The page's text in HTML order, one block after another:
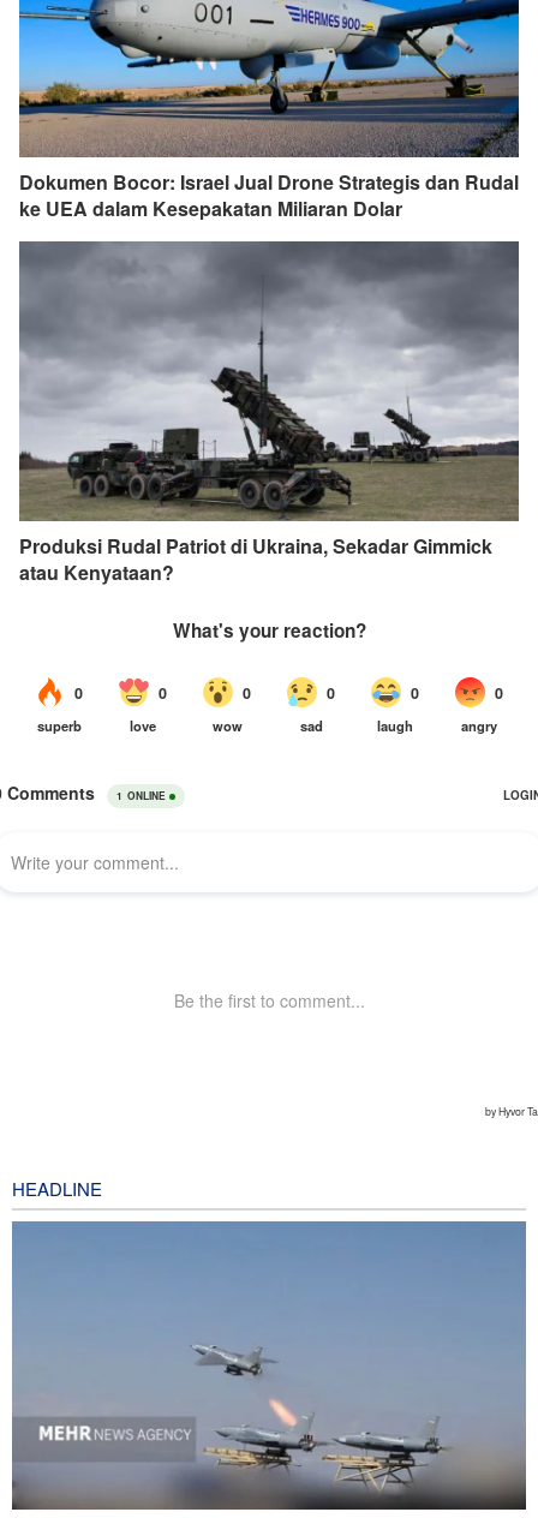
Dokumen Bocor: Israel Jual Drone Strategis dan Rudal
ke UEA dalam Kesepakatan Miliaran Dolar
Produksi Rudal Patriot di Ukraina, Sekadar Gimmick
atau Kenyataan?
HEADLINE